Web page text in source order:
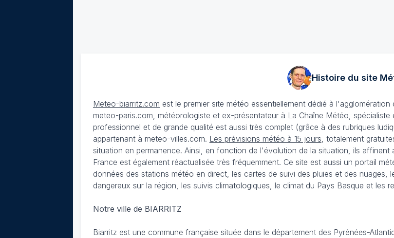
Histoire du site
Meteo-biarritz.com est le premier site météo essentiellement dédié à l'agglomération
meteo-paris.com, météorologiste et ex-présentateur à La Chaîne Météo,
professionnel et de grande qualité est aussi très complet (grâce à des rubriques
appartenant à meteo-villes.com. Les prévisions météo à 15 jours , totalement
situation en permanence. Ainsi, en fonction de l'évolution de la situation, ils
France est également réactualisée très fréquemment. Ce site est aussi un portail
données des stations météo en direct, les cartes de suivi des pluies et des
dangereux sur la région, les suivis climatologiques, le climat du Pays Basque et les
Notre ville de BIARRITZ
Biarritz est une commune française située dans le département des Pyrénées-